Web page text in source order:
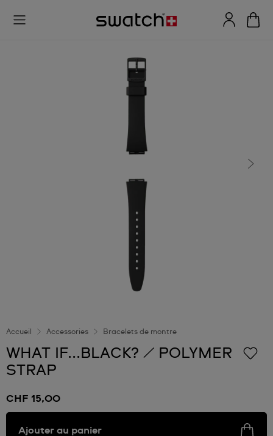
Accueil Accessories Bracelets de montre
WHAT IF...BLACK? / POLYMER
STRAP
CHF 15,00
Ajouter au panier